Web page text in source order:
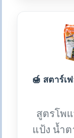
🍯 สตาร์เ
สูตรโพแ
แป้ง น้ำ